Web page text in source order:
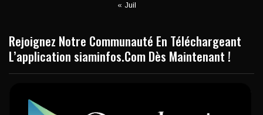
« Juil
Rejoignez Notre Communauté En Téléchargeant
L’application siaminfos.Com Dès Maintenant !